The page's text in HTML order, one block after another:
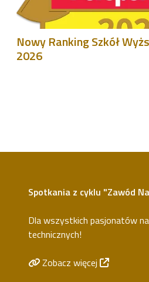
Nowy Ranking Szkół
2026
Spotkania z cyklu "Zawód
Dla wszystkich pasjonatów
technicznych!
Zobacz więcej